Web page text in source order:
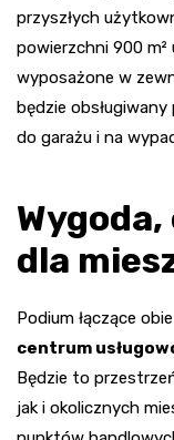
przyszłych
powierzchni 900
wyposażone w
będzie obsługiwany
do garażu i na
dla
Podium łączące
centrum
Będzie to
jak i okolicznych